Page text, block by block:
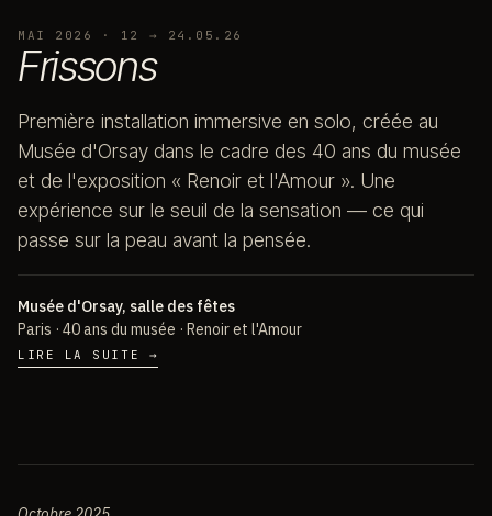
MAI 2026 · 12 → 24.05.26
Frissons
Première installation immersive en solo, créée au
Musée d'Orsay dans le cadre des 40 ans du musée
et de l'exposition « Renoir et l'Amour ». Une
expérience sur le seuil de la sensation — ce qui
passe sur la peau avant la pensée.
Musée d'Orsay, salle des fêtes
Paris · 40 ans du musée · Renoir et l'Amour
L I R E LA S U I T E →